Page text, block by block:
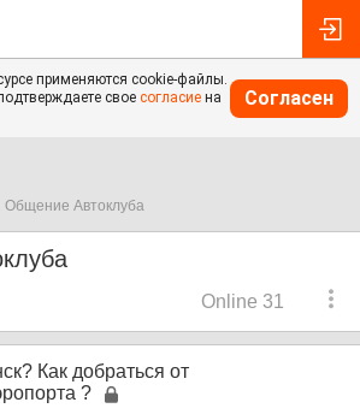
применяются cookie-файлы.
свое согласие на
Согласен
Общение Автоклуба
Online 31
Как добраться от
?